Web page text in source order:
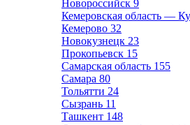
Новороссийск 9
Кемеровская область —
Кемерово 32
Новокузнецк 23
Прокопьевск 15
Самарская область 155
Самара 80
Тольятти 24
Сызрань 11
Ташкент 148